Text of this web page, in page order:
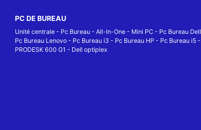
PC DE BUREAU
Unité centrale- Pc Bureau- All-In-One- Mini PC- Pc Bureau Dell
Pc Bureau Lenovo- Pc Bureau i3 - Pc Bureau HP - Pc Bureau i5-
PRODESK 600 G1 - Dell optiplex